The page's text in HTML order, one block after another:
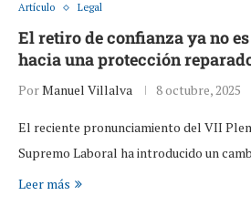
Artículo Legal
El retiro de confianza ya no
hacia una protección
PorManuel Villalva 8 octubre, 2025
El reciente pronunciamiento del VII
Supremo Laboral ha introducido un
Leer más